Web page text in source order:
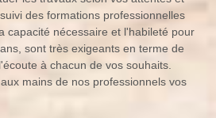
des formations professionnelles
capacité nécessaire et l'habileté pour
sont très exigeants en terme de
à chacun de vos souhaits.
mains de nos professionnels vos